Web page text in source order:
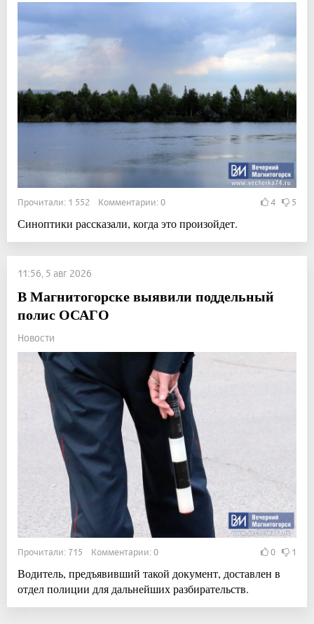
Прочитали: 1 552 Комментарии: 0 4 5
Синоптики рассказали, когда это произойдет.
11:56, 5 авг 2026
В Магнитогорске выявили поддельный
полис ОСАГО
Новости
Прочитали: 715 Комментарии: 0 0 1
Водитель, предъявивший такой документ, доставлен в
отдел полиции для дальнейших разбирательств.